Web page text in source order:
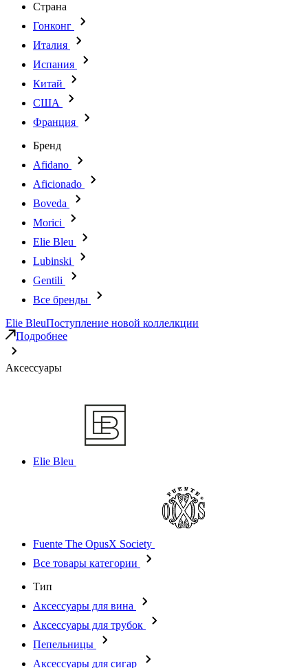
Страна
Гонконг
Италия
Испания
Китай
США
Франция
Бренд
Afidano
Aficionado
Boveda
Morici
Elie Bleu
Lubinski
Gentili
Все бренды
Elie BleuПоступление новой коллелкции
Подробнее
Аксессуары
Elie Bleu
Fuente The OpusX Society
Все товары категории
Тип
Аксессуары для вина
Аксессуары для трубок
Пепельницы
Аксессуары для сигар